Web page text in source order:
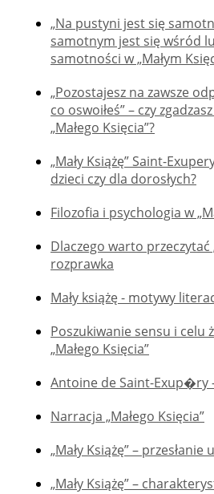
„Na pustyni jest się
samotnym jest się wśród
samotności w „Małym
„Pozostajesz na zawsze
co oswoiłeś” – czy
„Małego Księcia”?
„Mały Książę” Saint-
dzieci czy dla dorosłych?
Filozofia i psychologia w
Dlaczego warto przeczytać
rozprawka
Mały książę - motywy
Poszukiwanie sensu i celu
„Małego Księcia”
Antoine de Saint-Exup�ry
Narracja „Małego Księcia”
„Mały Książę” – przesłanie
„Mały Książę” –